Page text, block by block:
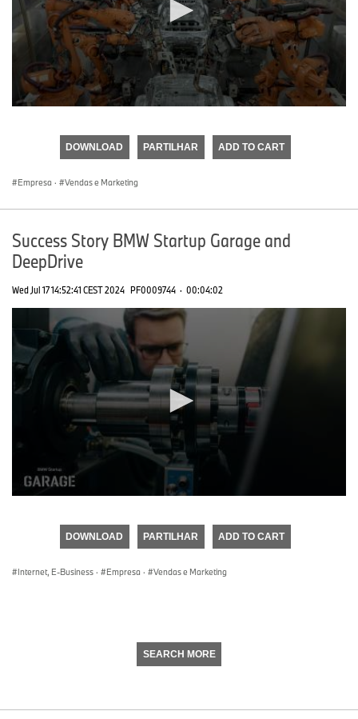
DOWNLOAD PARTILHAR ADD TO CART
Empresa · Vendas e Marketing
Success Story BMW Startup Garage and
DeepDrive
Wed Jul 17 14:52:41 CEST 2024 PF0009744 · 00:04:02
DOWNLOAD PARTILHAR ADD TO CART
Internet, E-Business · Empresa · Vendas e Marketing
SEARCH MORE